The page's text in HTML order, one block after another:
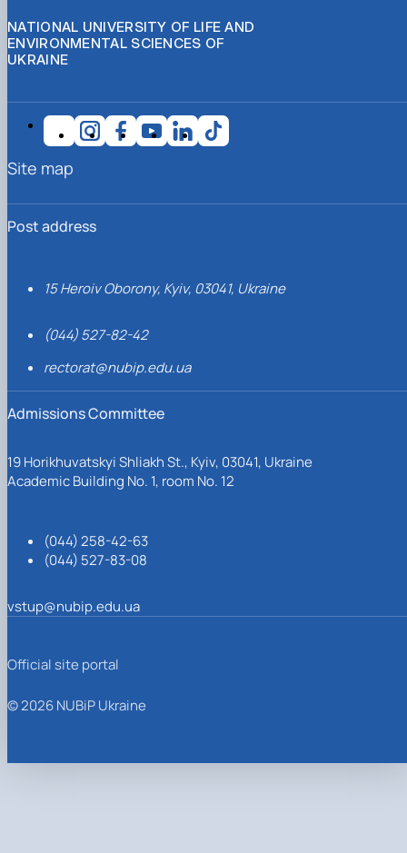
NATIONAL UNIVERSITY OF LIFE AND
ENVIRONMENTAL SCIENCES OF
UKRAINE
Post address
15 Heroiv Oborony, Kyiv, 03041, Ukraine
(044) 527-82-42
rectorat@nubip.edu.ua
Admissions Committee
19 Horikhuvatskyi Shliakh St., Kyiv, 03041, Ukraine
Academic Building No. 1, room No. 12
(044) 258-42-63
(044) 527-83-08
vstup@nubip.edu.ua
Site map
Official site portal
© 2026 NUBiP Ukraine